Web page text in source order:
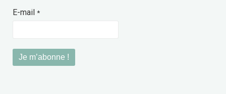
E-mail *